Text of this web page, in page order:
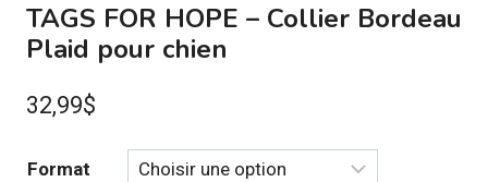
TAGS FOR HOPE – Collier Bordeau
Plaid pour chien
32,99$
Format